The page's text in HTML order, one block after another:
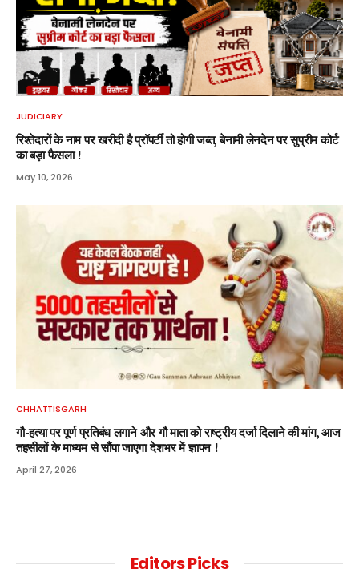
JUDICIARY
रिश्तेदारों के नाम पर खरीदी है प्रॉपर्टी तो होगी जब्त, बेनामी लेनदेन पर सुप्रीम कोर्ट
का बड़ा फैसला !
May 10, 2026
CHHATTISGARH
गौ-हत्या पर पूर्ण प्रतिबंध लगाने और गौ माता को राष्ट्रीय दर्जा दिलाने की मांग, आज
तहसीलों के माध्यम से सौंपा जाएगा देशभर में ज्ञापन !
April 27, 2026
Editors Picks